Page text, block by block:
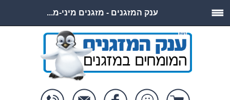
ענק המזגנים - מזגנים מיני-מ...